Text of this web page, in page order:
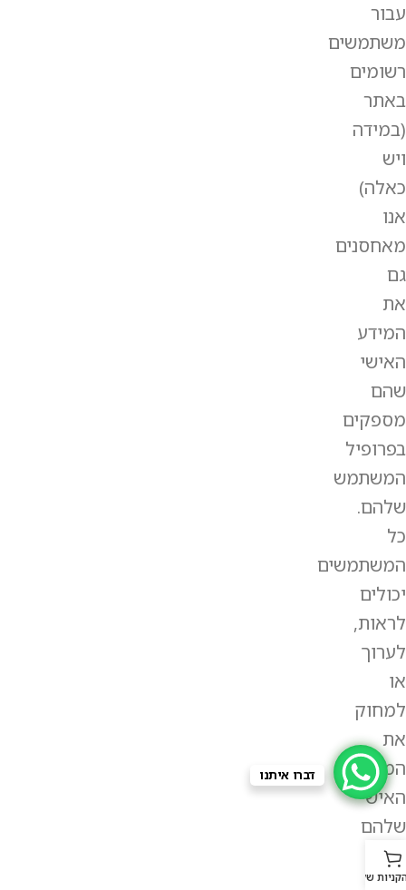
עבור
משתמשים
רשומים
באתר
(במידה
ויש
כאלה)
אנו
מאחסנים
גם
את
המידע
האישי
שהם
מספקים
בפרופיל
המשתמש
שלהם.
כל
המשתמשים
יכולים
לראות,
לערוך
או
למחוק
את
המידע
האישי
שלהם
בכל
עת
דברו איתנו
שלכם